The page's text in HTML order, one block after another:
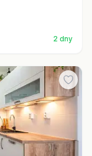
2 dny